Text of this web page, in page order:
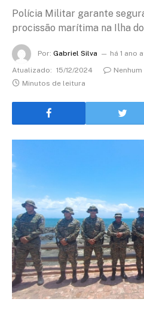
Polícia Militar garante
procissão marítima na Ilha
Por: Gabriel Silva
há 1 ano
Atualizado: 15/12/2024
Minutos de leitura